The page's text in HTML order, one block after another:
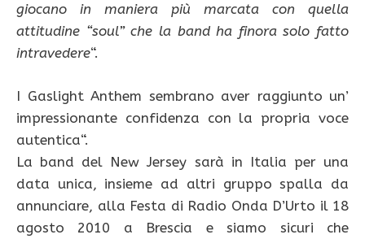
giocano in maniera più marcata con quella
attitudine “soul” che la band ha finora solo fatto
intravedere“.
I Gaslight Anthem sembrano aver raggiunto un’
impressionante confidenza con la propria voce
autentica“.
La band del New Jersey sarà in Italia per una
data unica, insieme ad altri gruppo spalla da
annunciare, alla Festa di Radio Onda D’Urto il 18
agosto 2010 a Brescia e siamo sicuri che